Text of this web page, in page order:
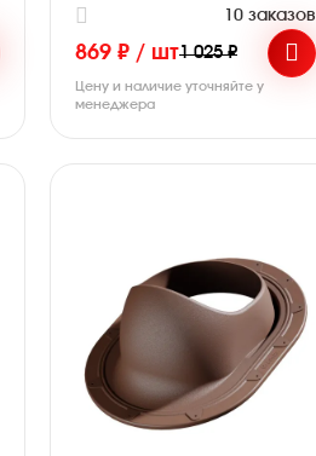
10 заказов
869 ₽ / шт1 025 ₽
Цену и наличие уточняйте у
менеджера